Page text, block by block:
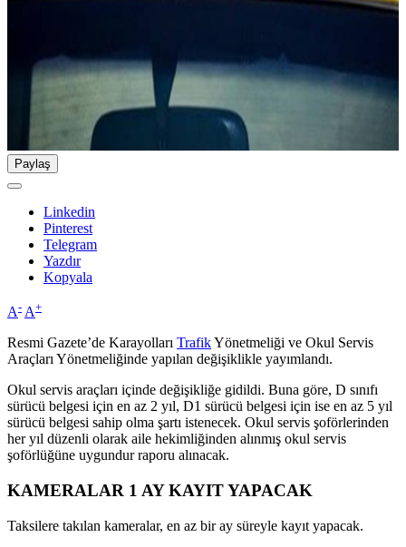
Paylaş
Linkedin
Pinterest
Telegram
Yazdır
Kopyala
A- A+
Resmi Gazete’de Karayolları TrafikYönetmeliği ve Okul Servis
Araçları Yönetmeliğinde yapılan değişiklikle yayımlandı.
Okul servis araçları içinde değişikliğe gidildi. Buna göre, D sınıfı
sürücü belgesi için en az 2 yıl, D1 sürücü belgesi için ise en az 5 yıl
sürücü belgesi sahip olma şartı istenecek. Okul servis şoförlerinden
her yıl düzenli olarak aile hekimliğinden alınmış okul servis
şoförlüğüne uygundur raporu alınacak.
KAMERALAR 1 AY KAYIT YAPACAK
Taksilere takılan kameralar, en az bir ay süreyle kayıt yapacak.